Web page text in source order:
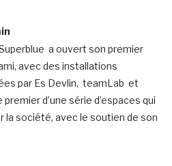
a ouvert son premier
avec des installations
par Es Devlin, teamLab et
d’une série d’espaces qui
la société, avec le soutien de son